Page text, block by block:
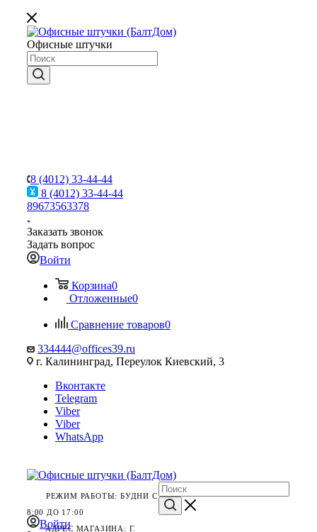
Офисные штучки
8 (4012) 33-44-44
8 (4012) 33-44-44
89673563378
Заказать звонок
Задать вопрос
Войти
Корзина0
Отложенные0
Сравнение товаров0
334444@offices39.ru
г. Калининград, Переулок Киевский, 3
Вконтакте
Telegram
Viber
Viber
WhatsApp
РЕЖИМ РАБОТЫ: БУДНИ С
8:00 ДО 17:00
АДРЕС МАГАЗИНА: Г.
Войти